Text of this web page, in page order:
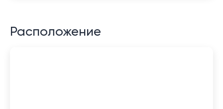
Расположение